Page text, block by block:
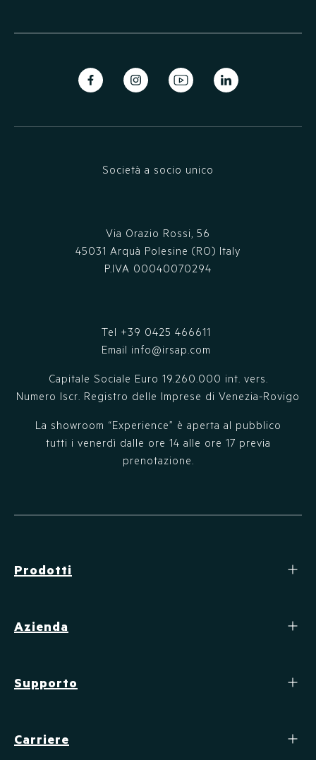
Società a socio unico
Via Orazio Rossi, 56
45031 Arquà Polesine (RO) Italy
P.IVA 00040070294
Tel +39 0425 466611
Email info@irsap.com
Capitale Sociale Euro 19.260.000 int. vers.
Numero Iscr. Registro delle Imprese di Venezia-Rovigo
La showroom “Experience” è aperta al pubblico
tutti i venerdì dalle ore 14 alle ore 17 previa
prenotazione.
Prodotti
Azienda
Supporto
Carriere